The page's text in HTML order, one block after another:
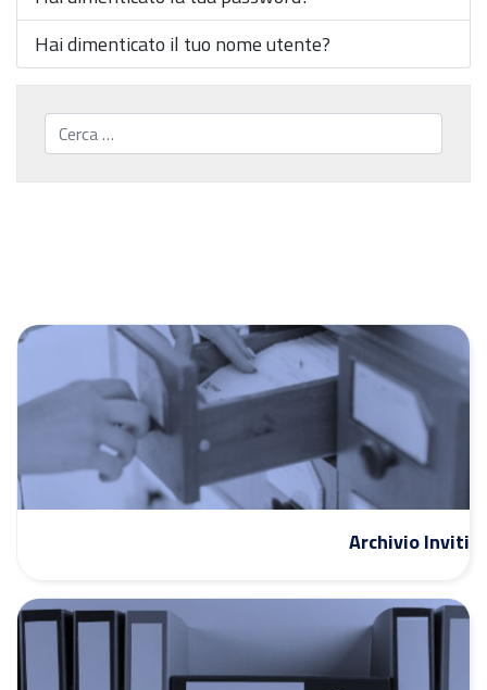
Hai dimenticato il tuo nome utente?
Cerca...
Archivio Inviti